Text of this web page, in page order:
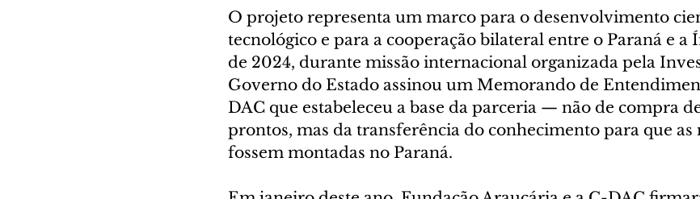
O projeto representa um marco para o desenvolvimento
tecnológico e para a cooperação bilateral entre o Paraná e a
de 2024, durante missão internacional organizada pela
Governo do Estado assinou um Memorando de
DAC que estabeleceu a base da parceria — não de compra
prontos, mas da transferência do conhecimento para que as
fossem montadas no Paraná.